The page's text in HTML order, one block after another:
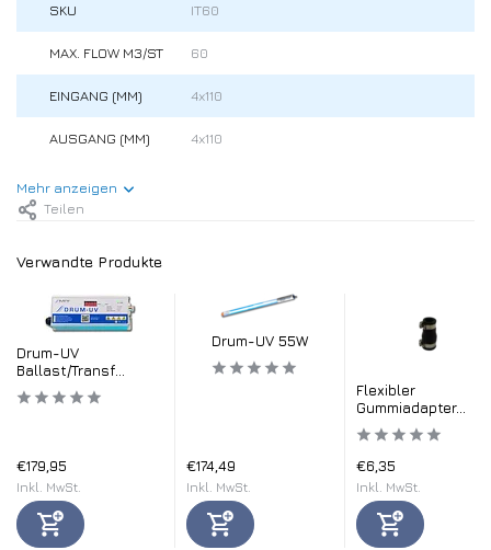
SKU IT60
MAX. FLOW M3/ST 60
EINGANG (MM) 4x110
AUSGANG (MM) 4x110
Mehr anzeigen
Teilen
Verwandte Produkte
Drum-UV
Ballast/Transf...
€179,95
Inkl. MwSt.
Drum-UV 55W
€174,49
Inkl. MwSt.
Flexibler
Gummiadapter...
€6,35
Inkl. MwSt.